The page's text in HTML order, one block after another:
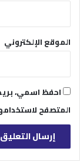
الموقع الإلكتروني
احفظ اسمي،
المتصفح